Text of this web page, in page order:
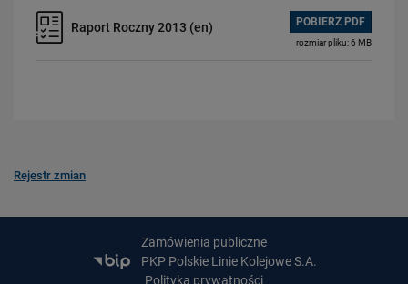
Raport Roczny 2013 (en) POBIERZ PDF
rozmiar pliku: 6 MB
Rejestr zmian
Zamówienia publiczne
PKP Polskie Linie Kolejowe S.A.
Polityka prywatności